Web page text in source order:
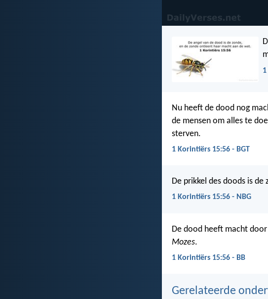
Nu heeft de dood nog
de mensen om alles te
sterven.
1 Korintiërs 15:56 - BGT
De prikkel des doods is
1 Korintiërs 15:56 - NBG
De dood heeft macht
Mozes.
1 Korintiërs 15:56 - BB
Gerelateerde